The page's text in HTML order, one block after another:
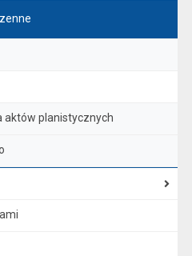
aktów planistycznych